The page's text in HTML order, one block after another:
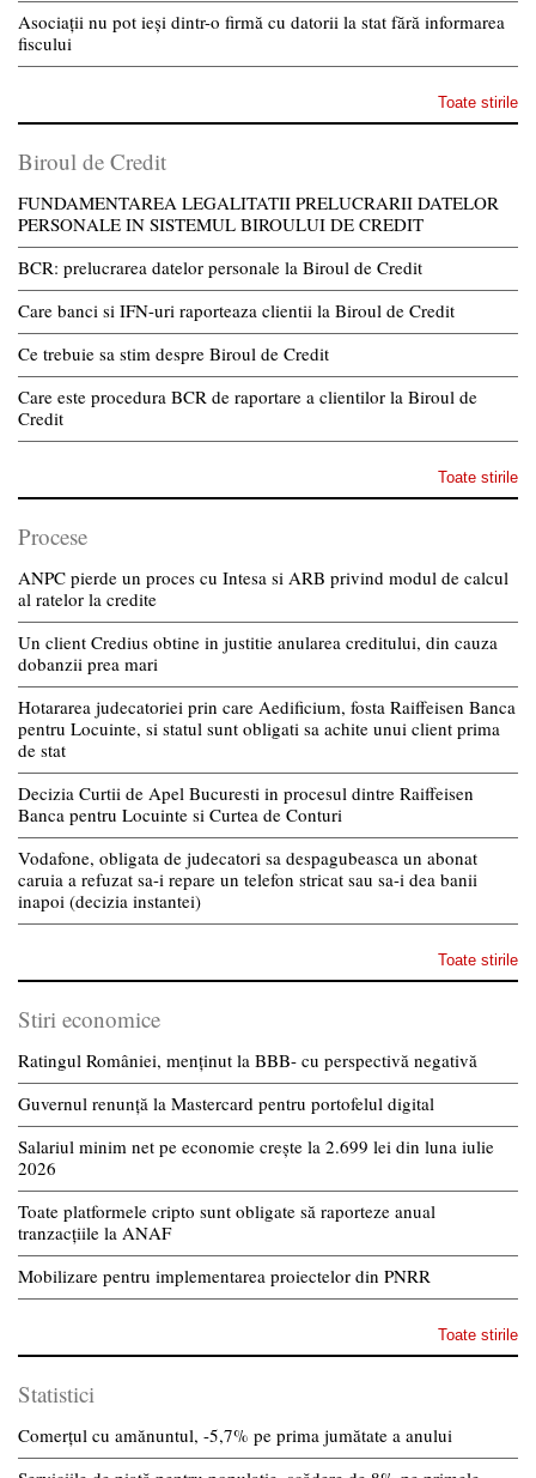
Asociații nu pot ieși dintr-o firmă cu datorii la stat fără informarea
fiscului
Toate stirile
Biroul de Credit
FUNDAMENTAREA LEGALITATII PRELUCRARII DATELOR
PERSONALE IN SISTEMUL BIROULUI DE CREDIT
BCR: prelucrarea datelor personale la Biroul de Credit
Care banci si IFN-uri raporteaza clientii la Biroul de Credit
Ce trebuie sa stim despre Biroul de Credit
Care este procedura BCR de raportare a clientilor la Biroul de
Credit
Toate stirile
Procese
ANPC pierde un proces cu Intesa si ARB privind modul de calcul
al ratelor la credite
Un client Credius obtine in justitie anularea creditului, din cauza
dobanzii prea mari
Hotararea judecatoriei prin care Aedificium, fosta Raiffeisen Banca
pentru Locuinte, si statul sunt obligati sa achite unui client prima
de stat
Decizia Curtii de Apel Bucuresti in procesul dintre Raiffeisen
Banca pentru Locuinte si Curtea de Conturi
Vodafone, obligata de judecatori sa despagubeasca un abonat
caruia a refuzat sa-i repare un telefon stricat sau sa-i dea banii
inapoi (decizia instantei)
Toate stirile
Stiri economice
Ratingul României, menținut la BBB- cu perspectivă negativă
Guvernul renunță la Mastercard pentru portofelul digital
Salariul minim net pe economie crește la 2.699 lei din luna iulie
2026
Toate platformele cripto sunt obligate să raporteze anual
tranzacțiile la ANAF
Mobilizare pentru implementarea proiectelor din PNRR
Toate stirile
Statistici
Comerțul cu amănuntul, -5,7% pe prima jumătate a anului